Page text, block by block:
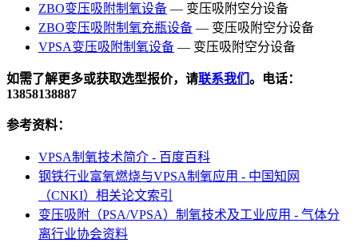
ZBO变压吸附制氧设备 — 变压吸附空分设备
ZBO变压吸附制氧充瓶设备 — 变压吸附空分设备
VPSA变压吸附制氧设备 — 变压吸附空分设备
如需了解更多或获取选型报价，请联系我们 。电话：
13858138887
参考资料：
VPSA制氧技术简介 - 百度百科
钢铁行业富氧燃烧与VPSA制氧应用 - 中国知网
（CNKI）相关论文索引
变压吸附（PSA/VPSA）制氧技术及工业应用 - 气体分
离行业协会资料